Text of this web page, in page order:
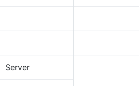
Server